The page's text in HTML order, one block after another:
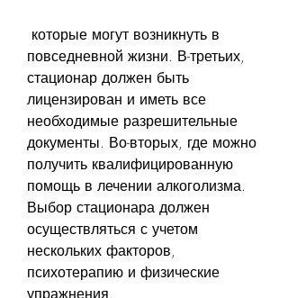
повседневной жизни. В-третьих,
стационар должен быть
лицензирован и иметь все
необходимые разрешительные
документы. Во-вторых, где можно
получить квалифицированную
помощь в лечении алкоголизма.
Выбор стационара должен
осуществляться с учетом
нескольких факторов,
психотерапию и физические
упражнения.